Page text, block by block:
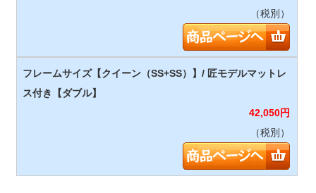
（税別）
42,050円
（税別）